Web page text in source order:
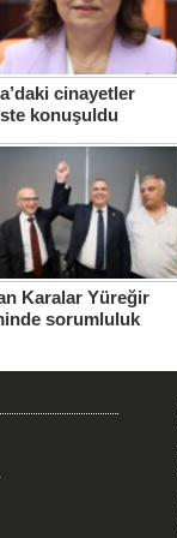
cinayetler
konuşuldu
Karalar Yüreğir
sorumluluk